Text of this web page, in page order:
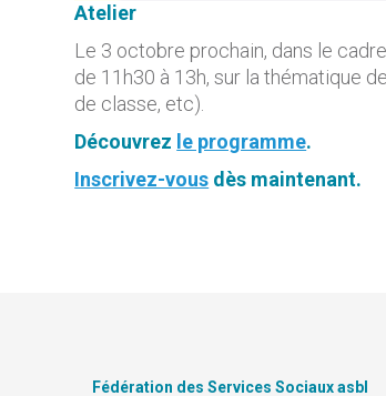
Atelier
Le 3 octobre prochain, dans le
de 11h30 à 13h, sur la thématique
de classe, etc).
Découvrez le programme.
Inscrivez-vous dès maintenant.
Fédération des Services Sociaux asbl